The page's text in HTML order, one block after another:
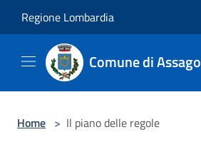
Regione Lombardia
Comune di Assago
Home > Il piano delle regole